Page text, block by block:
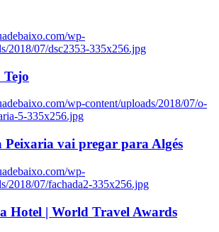
wp-
2018/07/dsc2353-335x256.jpg
Tejo
wp-content/uploads/2018/07/o-
5-335x256.jpg
Peixaria vai pregar para Algés
wp-
2018/07/fachada2-335x256.jpg
Hotel | World Travel Awards